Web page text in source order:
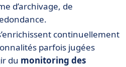
d’archivage, de
continuellement
parfois jugées
du monitoring des